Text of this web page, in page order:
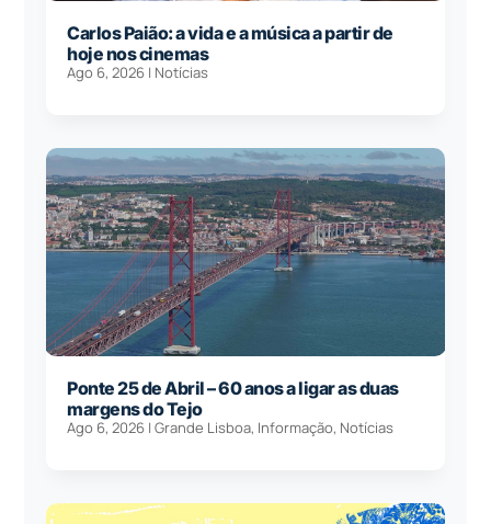
Carlos Paião: a vida e a música a partir de
hoje nos cinemas
Ago 6, 2026 | Notícias
Ponte 25 de Abril – 60 anos a ligar as duas
margens do Tejo
Ago 6, 2026 |Grande Lisboa, Informação, Notícias